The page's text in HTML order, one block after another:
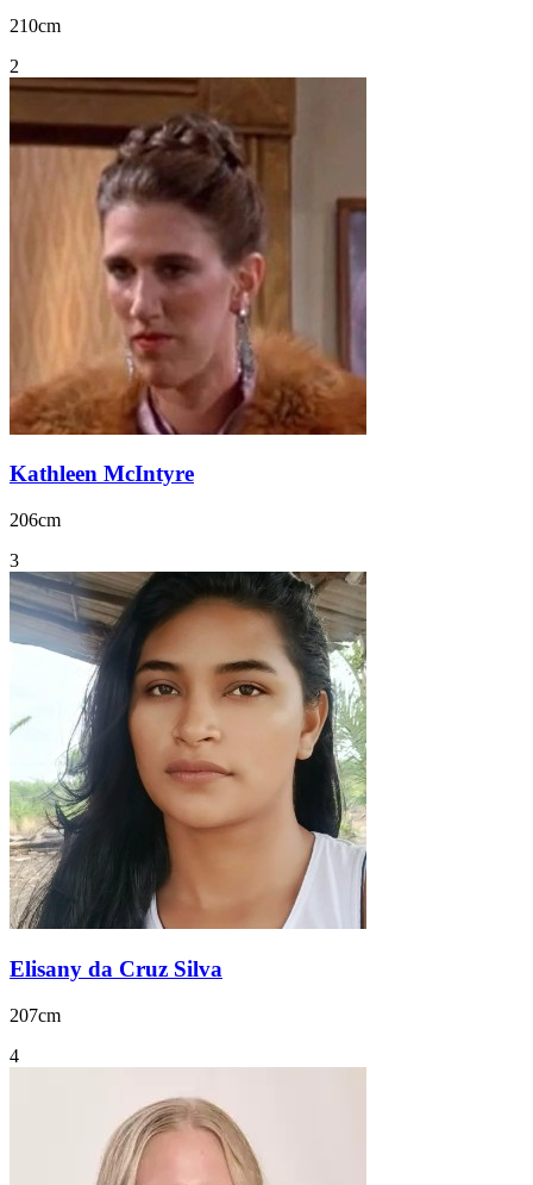
210cm
2
Kathleen McIntyre
206cm
3
Elisany da Cruz Silva
207cm
4